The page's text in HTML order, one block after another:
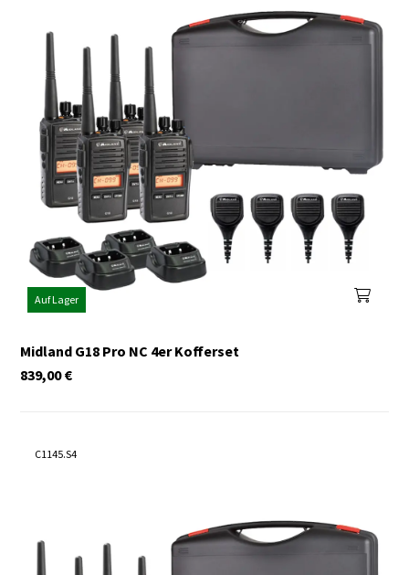
Auf Lager
Midland G18 Pro NC 4er Kofferset
€
839,00
C1145.S4